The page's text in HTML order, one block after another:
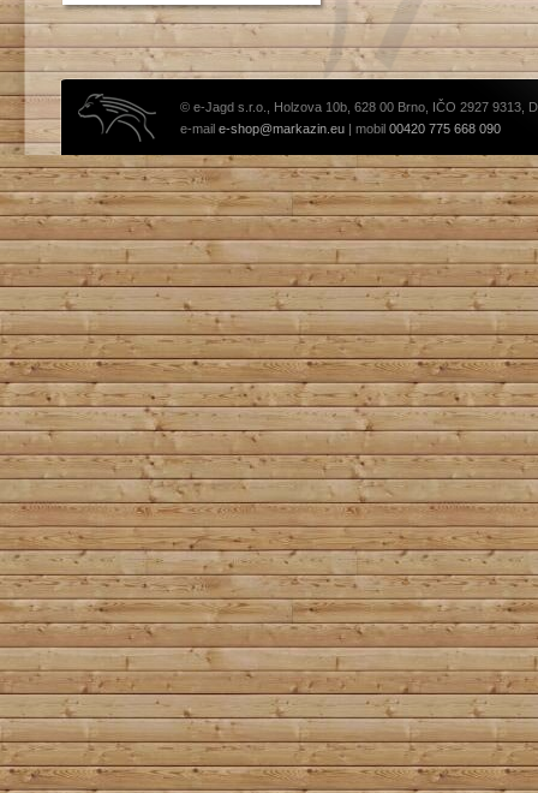
© e-Jagd s.r.o., Holzova 10b, 628 00 Brno, IČO 2927 9313,
e-mail e-shop@markazin.eu | mobil 00420 775 668 090